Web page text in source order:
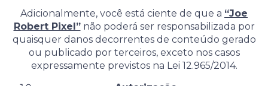
Adicionalmente, você está ciente de que a “Joe
Robert Pixel”não poderá ser responsabilizada por
quaisquer danos decorrentes de conteúdo gerado
ou publicado por terceiros, exceto nos casos
expressamente previstos na Lei 12.965/2014.